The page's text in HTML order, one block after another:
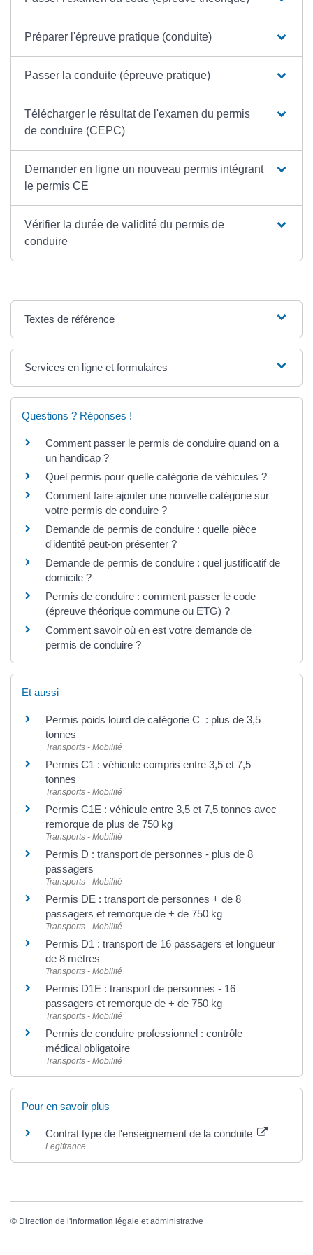
Préparer l'épreuve pratique (conduite)
Passer la conduite (épreuve pratique)
Télécharger le résultat de l'examen du permis
de conduire (CEPC)
Demander en ligne un nouveau permis intégrant
le permis CE
Vérifier la durée de validité du permis de
conduire
Textes de référence
Services en ligne et formulaires
Questions ? Réponses !
Comment passer le permis de conduire quand on a
un handicap ?
Quel permis pour quelle catégorie de véhicules ?
Comment faire ajouter une nouvelle catégorie sur
votre permis de conduire ?
Demande de permis de conduire : quelle pièce
d'identité peut-on présenter ?
Demande de permis de conduire : quel justificatif de
domicile ?
Permis de conduire : comment passer le code
(épreuve théorique commune ou ETG) ?
Comment savoir où en est votre demande de
permis de conduire ?
Et aussi
Permis poids lourd de catégorie C : plus de 3,5
tonnes
Transports - Mobilité
Permis C1 : véhicule compris entre 3,5 et 7,5
tonnes
Transports - Mobilité
Permis C1E : véhicule entre 3,5 et 7,5 tonnes avec
remorque de plus de 750 kg
Transports - Mobilité
Permis D : transport de personnes - plus de 8
passagers
Transports - Mobilité
Permis DE : transport de personnes + de 8
passagers et remorque de + de 750 kg
Transports - Mobilité
Permis D1 : transport de 16 passagers et longueur
de 8 mètres
Transports - Mobilité
Permis D1E : transport de personnes - 16
passagers et remorque de + de 750 kg
Transports - Mobilité
Permis de conduire professionnel : contrôle
médical obligatoire
Transports - Mobilité
Pour en savoir plus
Contrat type de l'enseignement de la conduite
Legifrance
© Direction de l'information légale et administrative